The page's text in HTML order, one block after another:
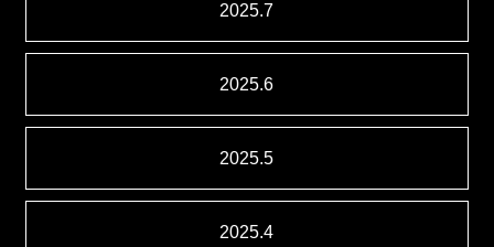
2025.7
2025.6
2025.5
2025.4